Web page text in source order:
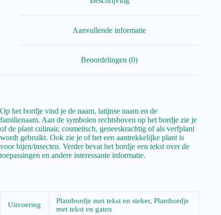
Aanvullende informatie
Beoordelingen (0)
Op het bordje vind je de naam, latijnse naam en de
familienaam. Aan de symbolen rechtsboven op het bordje zie je
of de plant culinair, cosmetisch, geneeskrachtig of als verfplant
wordt gebruikt. Ook zie je of het een aantrekkelijke plant is
voor bijen/insecten. Verder bevat het bordje een tekst over de
toepassingen en andere interessante informatie.
Uitvoering
Plantbordje met tekst en steker, Plantbordje
met tekst en gaten